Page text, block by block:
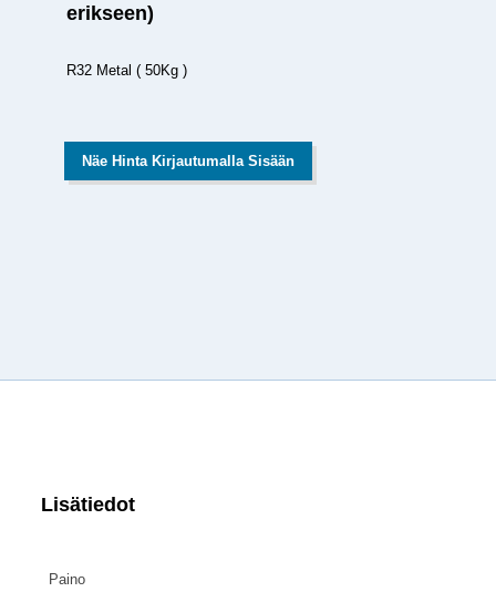
erikseen)
R32 Metal ( 50Kg )
Näe Hinta Kirjautumalla Sisään
Lisätiedot
Paino